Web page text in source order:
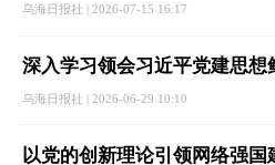
乌海日报社 | 2026-07-15 16:17
深入学习领会习近平党建思想
乌海日报社 | 2026-06-29 10:10
以党的创新理论引领网络强国